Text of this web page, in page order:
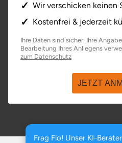
Frag Flo! Unser KI-
Wir verschicken keinen
Kostenfrei & jederzeit
Ihre Daten sind sicher. Ihre
Bearbeitung Ihres Anliegens
zum Datenschutzöffnet in neuem
JETZT
Stettiner Haff
Stormarn
Straubing
Tannheimer Tal